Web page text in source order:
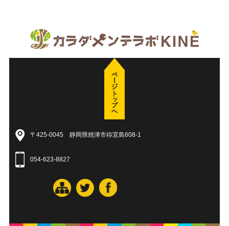
〒425-0045 静岡県焼津市祢宜島608-1
054-623-8827